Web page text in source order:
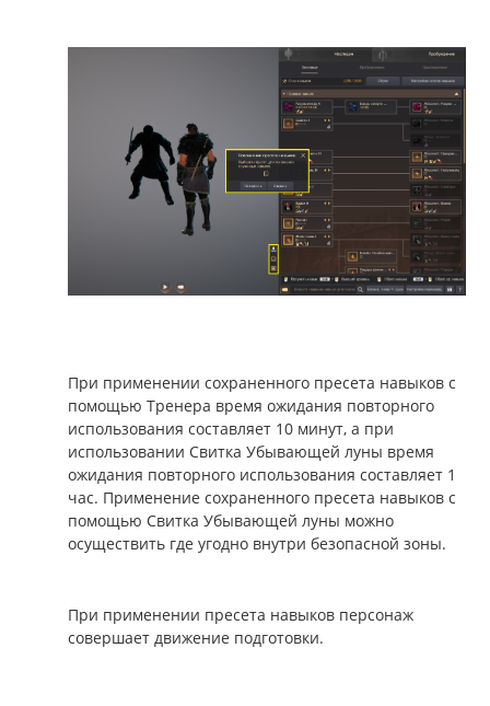
При применении сохраненного пресета навыков с
помощью Тренера время ожидания повторного
использования составляет 10 минут, а при
использовании Свитка Убывающей луны время
ожидания повторного использования составляет 1
час. Применение сохраненного пресета навыков с
помощью Свитка Убывающей луны можно
осуществить где угодно внутри безопасной зоны.
При применении пресета навыков персонаж
совершает движение подготовки.